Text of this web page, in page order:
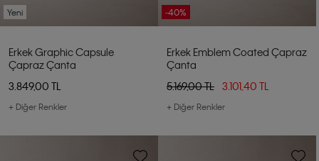
Yeni
Erkek Graphic Capsule
Çapraz Çanta
3.849,00 TL
+ Diğer Renkler
-40%
Erkek Emblem Coated Çapraz
Çanta
5.169,00 TL
3.101,40 TL
+ Diğer Renkler